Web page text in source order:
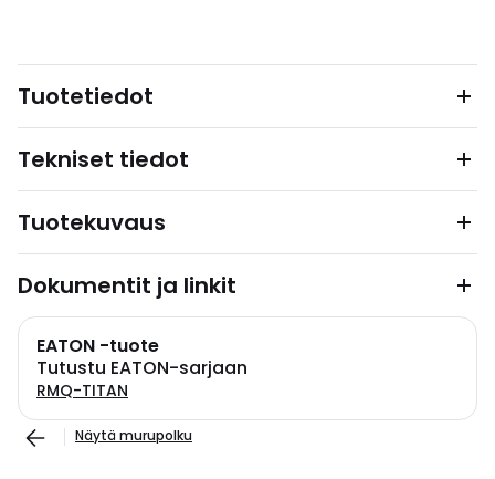
Tuotetiedot
Tekniset tiedot
Tuotekuvaus
Dokumentit ja linkit
EATON -tuote
Tutustu EATON-sarjaan
RMQ-TITAN
Näytä murupolku